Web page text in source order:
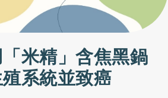
米精」含焦黑鍋
系統並致癌